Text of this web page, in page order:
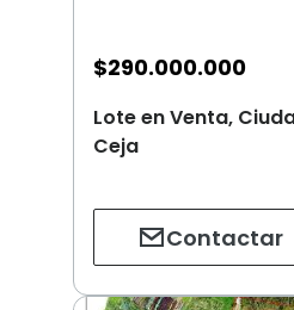
$290.000.000
Lote en Venta,
Ceja
Contactar